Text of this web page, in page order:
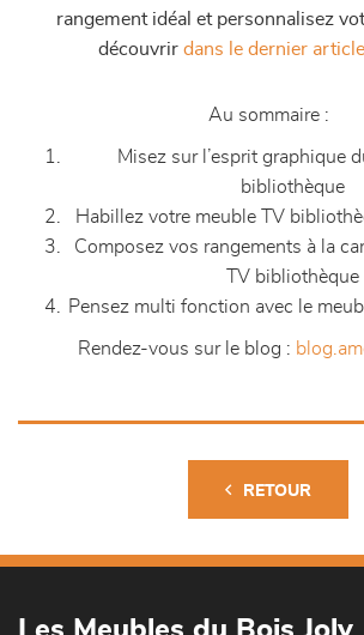
rangement idéal et personnalisez
découvrir dans le dernier
Au sommaire :
Misez sur l’esprit graphique
bibliothèque
Habillez votre meuble TV
Composez vos rangements à la
TV bibliothèque
Pensez multi fonction avec le
Rendez-vous sur le blog :
RETOUR